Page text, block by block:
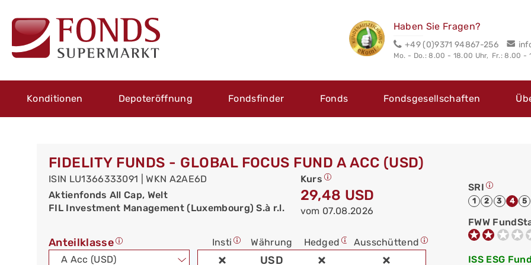
Haben Sie Fragen?
+49 (0)9371 94867-256
Mo. - Do.: 8.00 - 18.00 Uhr, Fr.: 8.00 -
Konditionen Depoteröffnung Fondsfinder Fonds Fondsgesellschaften
FIDELITY FUNDS - GLOBAL FOCUS FUND A ACC (USD)
ISIN LU1366333091 | WKN A2AE6D
Aktienfonds All Cap, Welt
FIL Investment Management (Luxembourg) S.à r.l.
Kurs
29,48 USD
vom 07.08.2026
Anteilklasse Insti Währung Hedged
Ausschüttend
A Acc (USD)
USD
SRI
1 2 3 4 5
FWW
ISS ESG